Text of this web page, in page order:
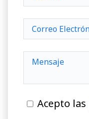
Acepto las